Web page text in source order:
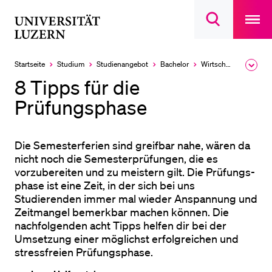
Suchdialog
main
Startseite Studium Studien­angebot Bachelor Wirtschafts­wissenschaftliche Fakultät
8 Tipps für die
Prüfungsphase
Die Semesterferien sind greifbar nahe, wären da
nicht noch die Semester­prüfungen, die es
vorzubereiten und zu meistern gilt. Die Prüfungs­
phase ist eine Zeit, in der sich bei uns
Studierenden immer mal wieder Anspannung und
Zeitmangel bemerkbar machen können. Die
nach­folgenden acht Tipps helfen dir bei der
Umsetzung einer möglichst erfolgreichen und
stressfreien Prüfungs­phase.
LETZTE SUCHEN
DIE UNI FÜR…
Schulklassen und Lehrpersonen
Studierende
Forschende
Mitarbeitende
Stellensuchende
Förderer
Medien